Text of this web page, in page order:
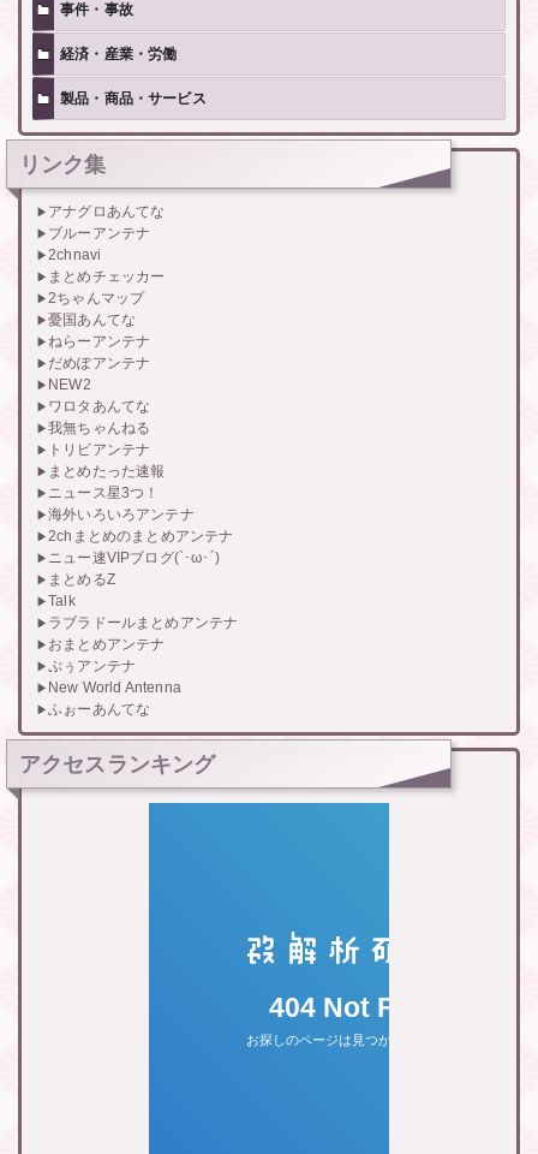
事件・事故
経済・産業・労働
製品・商品・サービス
リンク集
アナグロあんてな
ブルーアンテナ
2chnavi
まとめチェッカー
2ちゃんマップ
憂国あんてな
ねらーアンテナ
だめぽアンテナ
NEW2
ワロタあんてな
我無ちゃんねる
トリビアンテナ
まとめたった速報
ニュース星3つ！
海外いろいろアンテナ
2chまとめのまとめアンテナ
ニュー速VIPブログ(`･ω･´)
まとめるZ
Talk
ラブラドールまとめアンテナ
おまとめアンテナ
ぷぅアンテナ
New World Antenna
ふぉーあんてな
アクセスランキング